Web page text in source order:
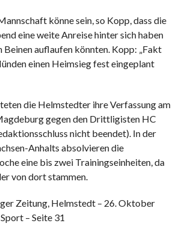
könne sein, so Kopp, dass die
eine weite Anreise hinter sich haben
Beinen auflaufen könnten. Kopp: „Fakt
einen Heimsieg fest eingeplant
die Helmstedter ihre Verfassung am
gegen den Drittligisten HC
nicht beendet). In der
Anhalts absolvieren die
eine bis zwei Trainingseinheiten, da
von dort stammen.
Zeitung, Helmstedt – 26. Oktober
– Seite 31